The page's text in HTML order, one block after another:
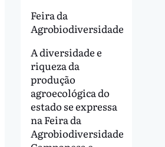
Feira da
Agrobiodiversidade
A diversidade e
riqueza da
produção
agroecológica do
estado se expressa
na Feira da
Agrobiodiversidade